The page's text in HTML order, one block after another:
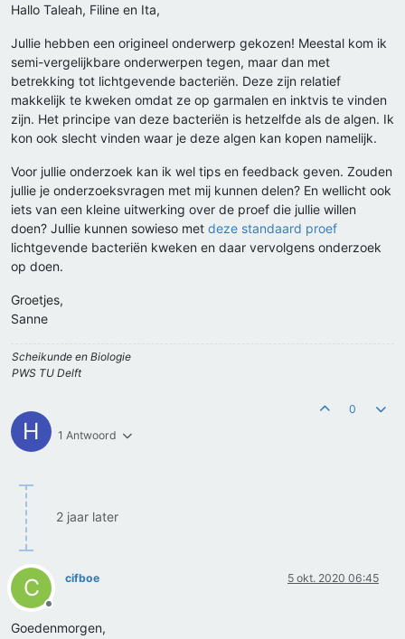
Hallo Taleah, Filine en Ita,
Jullie hebben een origineel onderwerp gekozen! Meestal kom ik
semi-vergelijkbare onderwerpen tegen, maar dan met
betrekking tot lichtgevende bacteriën. Deze zijn relatief
makkelijk te kweken omdat ze op garmalen en inktvis te vinden
zijn. Het principe van deze bacteriën is hetzelfde als de algen. Ik
kon ook slecht vinden waar je deze algen kan kopen namelijk.
Voor jullie onderzoek kan ik wel tips en feedback geven. Zouden
jullie je onderzoeksvragen met mij kunnen delen? En wellicht ook
iets van een kleine uitwerking over de proef die jullie willen
doen? Jullie kunnen sowieso met deze standaard proef
lichtgevende bacteriën kweken en daar vervolgens onderzoek
op doen.
Groetjes,
Sanne
Scheikunde en Biologie
PWS TU Delft
H 1 Antwoord
0
2 jaar later
C
Offline
cifboe 5 okt. 2020 06:45
Goedenmorgen,